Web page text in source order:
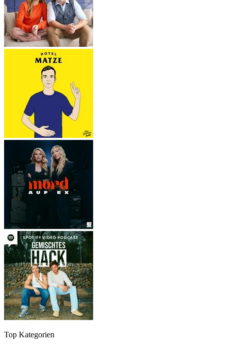
Top Kategorien